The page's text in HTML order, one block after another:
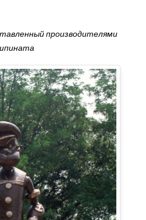
производителями